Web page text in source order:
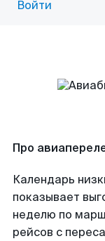
Войти
Про
Календарь
показывает
неделю по
рейсов с